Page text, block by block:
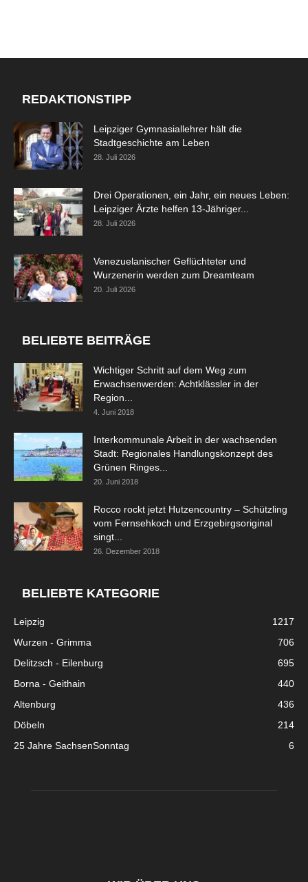
REDAKTIONSTIPP
Leipziger Gymnasiallehrer hält die
Stadtgeschichte am Leben
28. Juli 2026
Drei Operationen, ein Jahr, ein neues Leben:
Leipziger Ärzte helfen 13-Jähriger...
28. Juli 2026
Venezuelanischer Geflüchteter und
Wurzenerin werden zum Dreamteam
20. Juli 2026
BELIEBTE BEITRÄGE
Wichtiger Schritt auf dem Weg zum
Erwachsenwerden: Achtklässler in der
Region...
4. Juni 2018
Interkommunale Arbeit in der wachsenden
Stadt: Regionales Handlungskonzept des
Grünen Ringes...
20. Juni 2018
Rocco rockt jetzt Hutzencountry – Schützling
vom Fernsehkoch und Erzgebirgsoriginal
singt...
26. Dezember 2018
BELIEBTE KATEGORIE
Leipzig
1217
Wurzen - Grimma
706
Delitzsch - Eilenburg
695
Borna - Geithain
440
Altenburg
436
Döbeln
214
25 Jahre SachsenSonntag
6